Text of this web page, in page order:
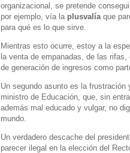
organizacional, se pretende
por ejemplo, vía la plusvalía que
para qué es lo que sirve.
Mientras esto ocurre, estoy a la
la venta de empanadas, de las
de generación de ingresos como
Un segundo asunto es la
ministro de Educación, que, sin
además mal educado y vulgar, no
mundo.
Un verdadero descache del
parecer ilegal en la elección del